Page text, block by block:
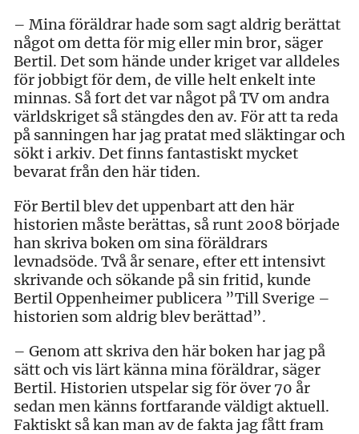
– Mina föräldrar hade som sagt aldrig berättat
något om detta för mig eller min bror, säger
Bertil. Det som hände under kriget var alldeles
för jobbigt för dem, de ville helt enkelt inte
minnas. Så fort det var något på TV om andra
världskriget så stängdes den av. För att ta reda
på sanningen har jag pratat med släktingar och
sökt i arkiv. Det finns fantastiskt mycket
bevarat från den här tiden.
För Bertil blev det uppenbart att den här
historien måste berättas, så runt 2008 började
han skriva boken om sina föräldrars
levnadsöde. Två år senare, efter ett intensivt
skrivande och sökande på sin fritid, kunde
Bertil Oppenheimer publicera ”Till Sverige –
historien som aldrig blev berättad”.
– Genom att skriva den här boken har jag på
sätt och vis lärt känna mina föräldrar, säger
Bertil. Historien utspelar sig för över 70 år
sedan men känns fortfarande väldigt aktuell.
Faktiskt så kan man av de fakta jag fått fram